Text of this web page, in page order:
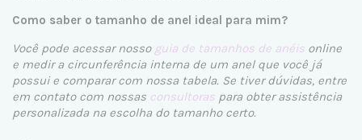
Como saber o tamanho de anel ideal para mim?
Você pode acessar nosso guia de tamanhos de anéis online
e medir a circunferência interna de um anel que você já
possui e comparar com nossa tabela. Se tiver dúvidas, entre
em contato com nossas consultoras para obter assistência
personalizada na escolha do tamanho certo.